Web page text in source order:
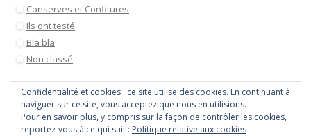
Conserves et Confitures
Ils ont testé
Bla bla
Non classé
Confidentialité et cookies : ce site utilise des cookies. En continuant à
naviguer sur ce site, vous acceptez que nous en utilisions.
Pour en savoir plus, y compris sur la façon de contrôler les cookies,
reportez-vous à ce qui suit : Politique relative aux cookies